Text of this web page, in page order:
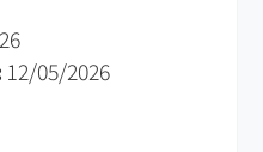
12/05/2026